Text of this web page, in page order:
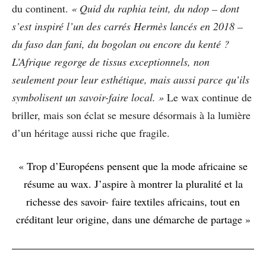
du continent. « Quid du raphia teint, du ndop – dont
s’est inspiré l’un des carrés Hermès lancés en 2018 –
du faso dan fani, du bogolan ou encore du kenté ?
L’Afrique regorge de tissus exceptionnels, non
seulement pour leur esthétique, mais aussi parce qu’ils
symbolisent un savoir-faire local. » Le wax continue de
briller, mais son éclat se mesure désormais à la lumière
d’un héritage aussi riche que fragile.
« Trop d’Européens pensent que la mode africaine se
résume au wax. J’aspire à montrer la pluralité et la
richesse des savoir- faire textiles africains, tout en
créditant leur origine, dans une démarche de partage »